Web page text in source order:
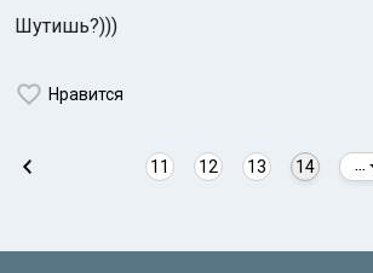
Шутишь?)))
Нравится
11 12 13 14